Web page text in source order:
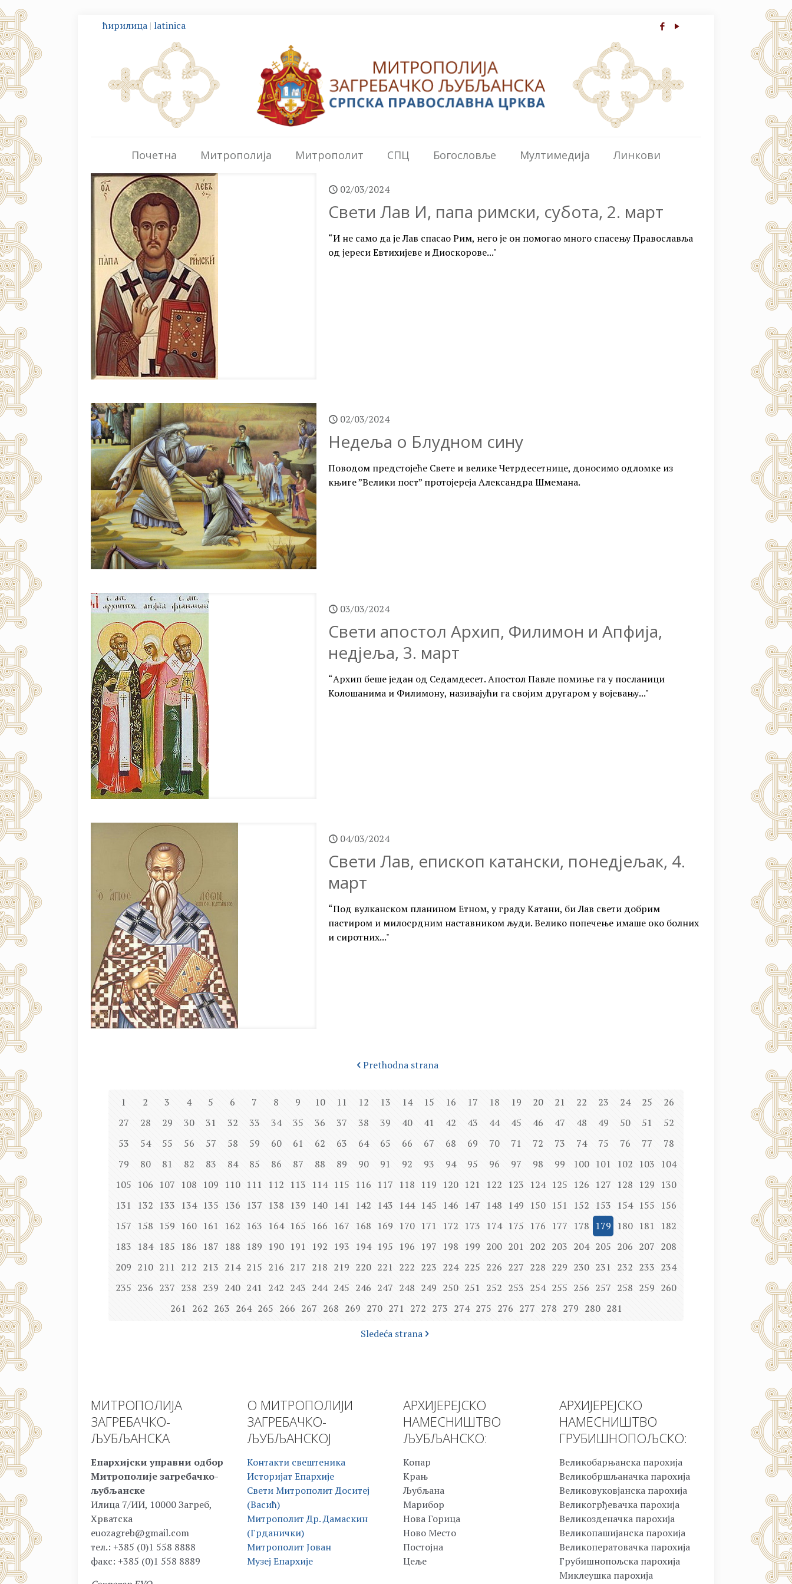
ћирилица | latinica
Почетна Митрополија Митрополит СПЦ Богословље Мултимедија Линкови
02/03/2024
Свети Лав И, папа римски, субота, 2. март
“И не само да је Лав спасао Рим, него је он помогао много спасењу Православља
од јереси Евтихијеве и Диоскорове..."
02/03/2024
Недеља о Блудном сину
Поводом предстојеће Свете и велике Четрдесетнице, доносимо одломке из
књиге ”Велики пост” протојереја Александра Шмемана.
03/03/2024
Свети апостол Архип, Филимон и Апфија,
недјеља, 3. март
“Архип беше један од Седамдесет. Апостол Павле помиње га у посланици
Колошанима и Филимону, називајући га својим другаром у војевању..."
04/03/2024
Свети Лав, епископ катански, понедјељак, 4.
март
“Под вулканском планином Етном, у граду Катани, би Лав свети добрим
пастиром и милосрдним наставником људи. Велико попечење имаше око болних
и сиротних..."
Prethodna strana
1 2 3 4 5 6 7 8 9 10 11 12 13 14 15 16 17 18 19 20 21 22 23 24 25
26
27
28 29 30 31 32 33 34 35 36 37 38 39 40 41 42 43 44 45 46 47 48 49 50 51
52
53
54 55 56 57 58 59 60 61 62 63 64 65 66 67 68 69 70 71 72 73 74 75 76 77
78
79
80 81 82 83 84 85 86 87 88 89 90 91 92 93 94 95 96 97 98 99 100 101 102 103 104
105 106 107 108 109 110 111 112 113 114 115 116 117 118 119 120 121 122 123 124 125 126 127 128 129 130
131
132 133 134 135 136 137 138 139 140 141 142 143 144 145 146 147 148 149 150 151 152 153 154 155 156
157 158 159 160 161 162 163 164 165 166 167 168 169 170 171 172 173 174 175 176 177 178 179 180 181
182
183 184 185 186 187 188 189 190 191 192 193 194 195 196 197 198 199 200 201 202 203 204 205 206 207 208
209 210 211 212 213 214 215 216 217 218 219 220 221 222 223 224 225 226 227 228 229 230 231 232 233 234
235 236 237 238 239 240 241 242 243 244 245 246 247 248 249 250 251 252 253 254 255 256 257 258 259 260
261 262 263 264 265 266 267 268 269 270 271 272 273 274 275 276 277 278 279 280 281
Sledeća strana
МИТРОПОЛИЈА
ЗАГРЕБАЧКО-
ЉУБЉАНСКА
Епархијски управни одбор
Митрополије загребачко-
љубљанске
Илица 7/ИИ, 10000 Загреб,
Хрватска
euozagreb@gmail.com
тел.: +385 (0)1 558 8888
факс: +385 (0)1 558 8889
О МИТРОПОЛИЈИ
ЗАГРЕБАЧКО-
ЉУБЉАНСКОЈ
Контакти свештеника
Историјат Епархије
Свети Митрополит Доситеј
(Васић)
Митрополит Др. Дамаскин
(Грданички)
Митрополит Јован
Музеј Епархије
АРХИЈЕРЕЈСКО
НАМЕСНИШТВО
ЉУБЉАНСКО:
Копар
Крањ
Љубљана
Марибор
Нова Горица
Ново Место
Постојна
Цеље
АРХИЈЕРЕЈСКО
НАМЕСНИШТВО
ГРУБИШНОПОЉСКО:
Великобарњанска парохија
Великобршљаначка парохија
Великовуковјанска парохија
Великогрђевачка парохија
Великозденачка парохија
Великопашијанска парохија
Великоператовачка парохија
Грубишнопољска парохија
Миклеушка парохија